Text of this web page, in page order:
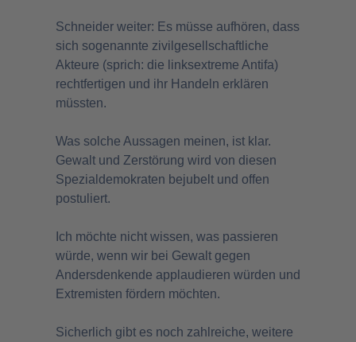
Schneider weiter: Es müsse aufhören, dass
sich sogenannte zivilgesellschaftliche
Akteure (sprich: die linksextreme Antifa)
rechtfertigen und ihr Handeln erklären
müssten.
Was solche Aussagen meinen, ist klar.
Gewalt und Zerstörung wird von diesen
Spezialdemokraten bejubelt und offen
postuliert.
Ich möchte nicht wissen, was passieren
würde, wenn wir bei Gewalt gegen
Andersdenkende applaudieren würden und
Extremisten fördern möchten.
Sicherlich gibt es noch zahlreiche, weitere